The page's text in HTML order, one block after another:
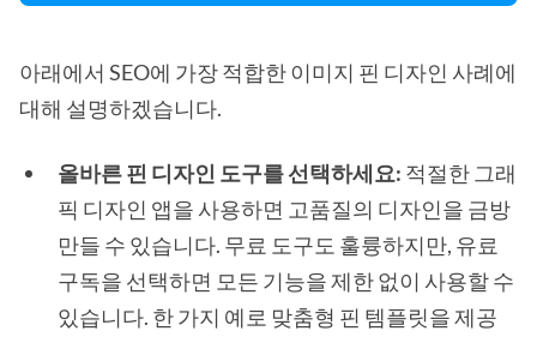
아래에서 SEO에 가장 적합한 이미지 핀 디자인 사례에
대해 설명하겠습니다.
올바른 핀 디자인 도구를 선택하세요: 적절한 그래
픽 디자인 앱을 사용하면 고품질의 디자인을 금방
만들 수 있습니다. 무료 도구도 훌륭하지만, 유료
구독을 선택하면 모든 기능을 제한 없이 사용할 수
있습니다. 한 가지 예로 맞춤형 핀 템플릿을 제공